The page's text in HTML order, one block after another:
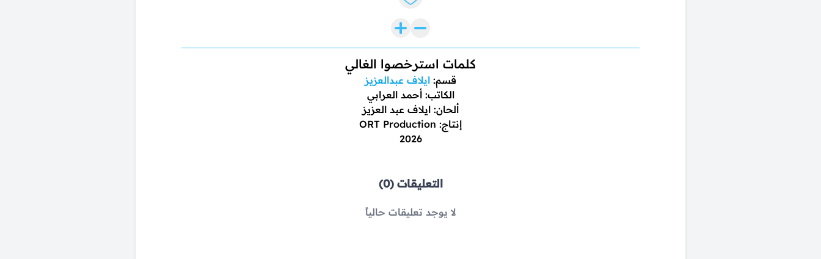
كلمات استرخصوا الغالي
قسم: ايلاف عبدالعزيز
الكاتب: أحمد العرابي
ألحان: ايلاف عبد العزيز
إنتاج: ORT Production
2026
التعليقات (0)
لا يوجد تعليقات حالياً